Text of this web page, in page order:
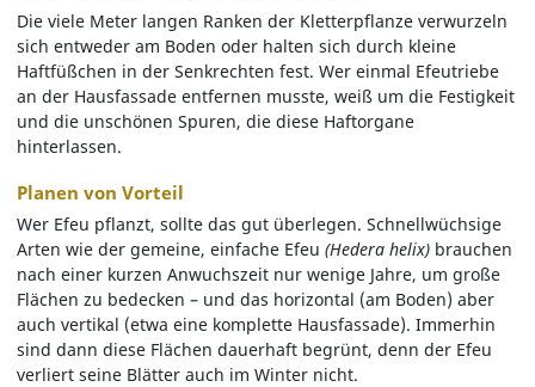
Die viele Meter langen Ranken der Kletterpflanze verwurzeln
sich entweder am Boden oder halten sich durch kleine
Haftfüßchen in der Senkrechten fest. Wer einmal Efeutriebe
an der Hausfassade entfernen musste, weiß um die Festigkeit
und die unschönen Spuren, die diese Haftorgane
hinterlassen.
Planen von Vorteil
Wer Efeu pflanzt, sollte das gut überlegen. Schnellwüchsige
Arten wie der gemeine, einfache Efeu (Hedera helix) brauchen
nach einer kurzen Anwuchszeit nur wenige Jahre, um große
Flächen zu bedecken – und das horizontal (am Boden) aber
auch vertikal (etwa eine komplette Hausfassade). Immerhin
sind dann diese Flächen dauerhaft begrünt, denn der Efeu
verliert seine Blätter auch im Winter nicht.